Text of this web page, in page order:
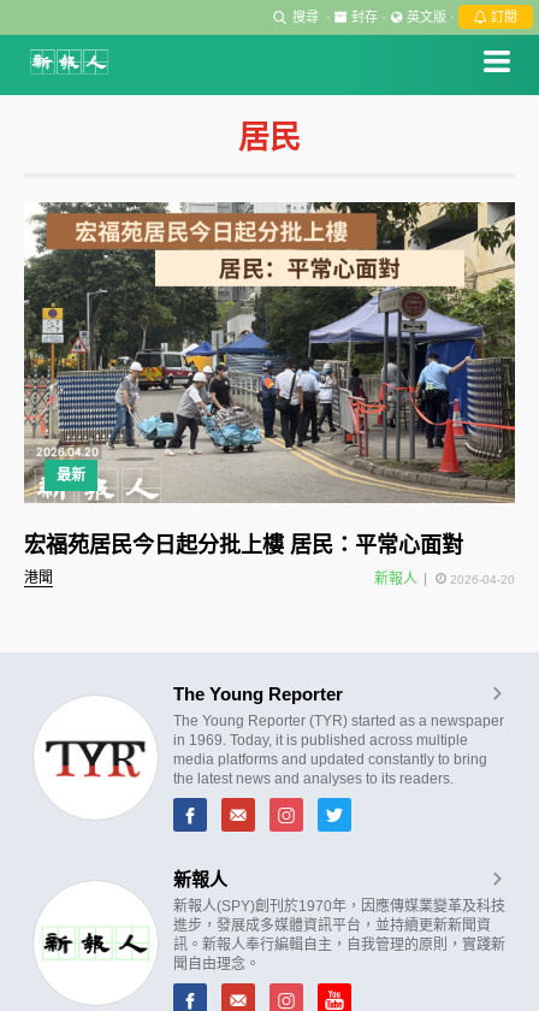
搜尋 · 封存 · 英文版 · 訂閱
居民
最新
港聞
宏福苑居民今日起分批上樓 居民：平常心面對
新報人 2026-04-20
The Young Reporter
The Young Reporter (TYR) started as a newspaper
in 1969. Today, it is published across multiple
media platforms and updated constantly to bring
the latest news and analyses to its readers.
新報人
新報人(SPY)創刊於1970年，因應傳媒業變革及科技
進步，發展成多媒體資訊平台，並持續更新新聞資
訊。新報人奉行編輯自主，自我管理的原則，實踐新
聞自由理念。